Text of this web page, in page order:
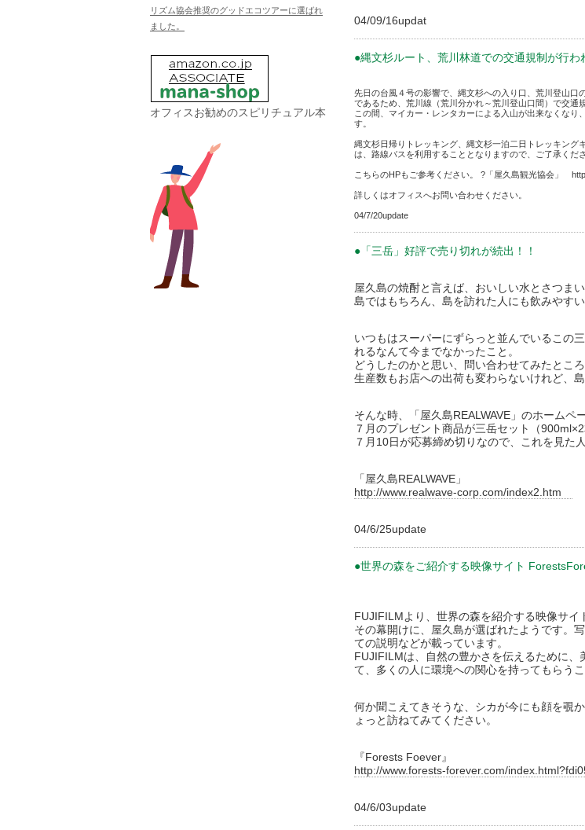
04/09/16updat
●縄文杉ルート、荒川林道での交通規制が行わ
先日の台風４号の影響で、縄文杉への入り口、荒川登山口
であるため、荒川線（荒川分かれ～荒川登山口間）で交通
この間、マイカー・レンタカーによる入山が出来なくな
す。
縄文杉日帰りトレッキング、縄文杉一泊二日トレッキン
は、路線バスを利用することとなりますので、ご了承くださ
こちらのHPもご参考ください。 ?「屋久島観光協会」
詳しくはオフィスへお問い合わせください。
04/7/20update
●「三岳」好評で売り切れが続出！！
屋久島の焼酎と言えば、おいしい水とさつま
島ではもちろん、島を訪れた人にも飲みやす
いつもはスーパーにずらっと並んでいるこの
れるなんて今までなかったこと。
どうしたのかと思い、問い合わせてみたとこ
生産数もお店への出荷も変わらないけれど、
そんな時、「屋久島REALWAVE」のホームペ
７月のプレゼント商品が三岳セット（900ml×2
７月10日が応募締め切りなので、これを見
「屋久島REALWAVE」
http://www.realwave-corp.com/index2.htm
04/6/25update
●世界の森をご紹介する映像サイト
FUJIFILMより、世界の森を紹介する映像サイ
その幕開けに、屋久島が選ばれたようです。
ての説明などが載っています。
FUJIFILMは、自然の豊かさを伝えるために
て、多くの人に環境への関心を持ってもらう
何か聞こえてきそうな、シカが今にも顔を覗
ょっと訪ねてみてください。
『Forests Foever』
http://www.forests-forever.com/
04/6/03update
リズム協会推奨のグッドエコツアーに選ばれ
ました。
オフィスお勧めのスピリチュアル本